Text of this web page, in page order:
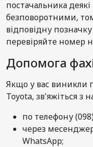
постачальника
безповоротними,
відповідну
перевіряйте номер
Допомога
Якщо у вас виникли
Toyota, зв'яжіться з
по телефону
через
WhatsApp;